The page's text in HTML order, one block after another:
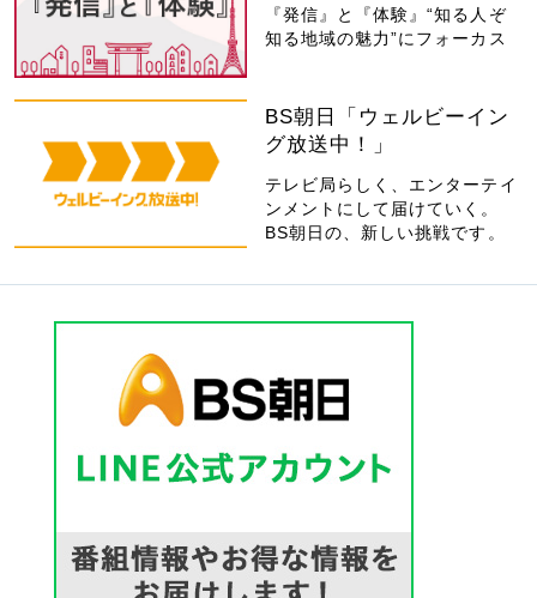
『発信』と『体験』“知る人ぞ
知る地域の魅力”にフォーカス
BS朝日「ウェルビーイン
グ放送中！」
テレビ局らしく、エンターテイ
ンメントにして届けていく。
BS朝日の、新しい挑戦です。